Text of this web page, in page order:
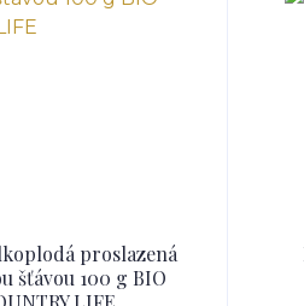
proslazená
šťávou 100 g BIO